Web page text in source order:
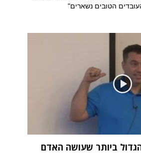
הטובים נשארים"
ביותר שעושה האדם